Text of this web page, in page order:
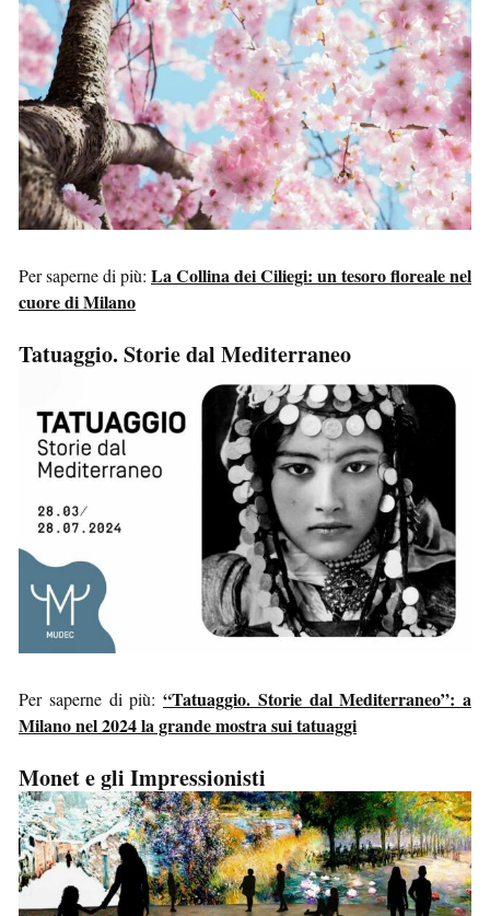
Per saperne di più: La Collina dei Ciliegi: un tesoro floreale nel
cuore di Milano
Tatuaggio. Storie dal Mediterraneo
Per saperne di più: “Tatuaggio. Storie dal Mediterraneo”: a
Milano nel 2024 la grande mostra sui tatuaggi
Monet e gli Impressionisti